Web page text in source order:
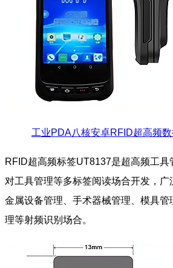
工业PDA八核安卓RFID超高频
RFID超高频标签UT8137是超高频工
对工具管理等多标签阅读场合开发，
金属设备管理、手术器械管理、模具管
理等射频识别场合。